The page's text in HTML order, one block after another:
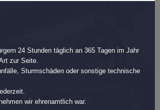
24 Stunden täglich an 365 Tagen im Jahr
zur Seite.
Sturmschäden oder sonstige technische
wir ehrenamtlich war.